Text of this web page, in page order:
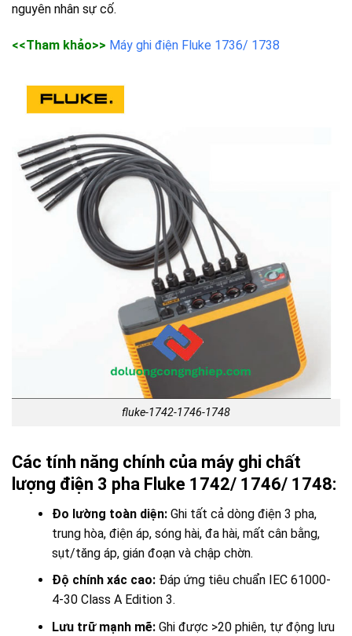
nguyên nhân sự cố.
<<Tham khảo>> Máy ghi điện Fluke 1736/ 1738
fluke-1742-1746-1748
Các tính năng chính của máy ghi chất
lượng điện 3 pha Fluke 1742/ 1746/ 1748:
Đo lường toàn diện:Ghi tất cả dòng điện 3 pha,
trung hòa, điện áp, sóng hài, đa hài, mất cân bằng,
sụt/tăng áp, gián đoạn và chập chờn.
Độ chính xác cao:Đáp ứng tiêu chuẩn IEC 61000-
4-30 Class A Edition 3.
Lưu trữ mạnh mẽ:Ghi được >20 phiên, tự động lưu